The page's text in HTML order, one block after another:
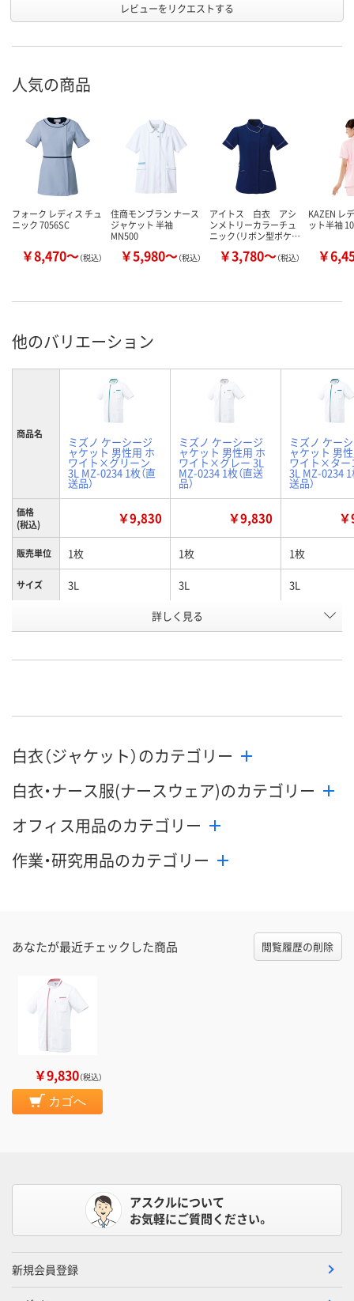
レビューをリクエストする
人気の商品
フォーク レディス チュ
ニック 7056SC
￥8,470～（税込）
住商モンブラン ナース
ジャケット 半袖
MN500
￥5,980～（税込）
アイトス 白衣 アシ
ンメトリーカラーチュ
ニック（リボン型ポケ…
￥3,780～（税込）
KAZEN レ
ット半袖
￥
他のバリエーション
商品名
ミズノ ケーシージ
ャケット 男性用 ホ
ワイト×グリーン
3L MZ-0234 1枚（直
送品）
ミズノ ケーシージ
ャケット 男性用 ホ
ワイト×グレー 3L
MZ-0234 1枚（直送
品）
ミズノ ケー
ャケット 男
ワイト×ター
3L MZ-0234 1
送品）
価格
(税込)
￥9,830 ￥9,830
販売単位 1枚 1枚 1枚
サイズ 3L 3L 3L
ホワイト×グリーン ホワイト×グレー
ホワイト×
ズ
お申込番
詳しく見る
白衣（ジャケット）のカテゴリー
白衣・ナース服(ナースウェア)のカテゴリー
オフィス用品のカテゴリー
作業・研究用品のカテゴリー
あなたが最近チェックした商品 閲覧履歴の削除
￥9,830（税込）
カゴへ
アスクルについて
お気軽にご質問ください。
新規会員登録